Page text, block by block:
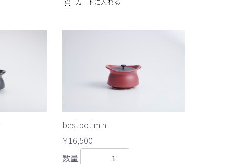
カートに入れる
bestpot mini
￥16,500
数量